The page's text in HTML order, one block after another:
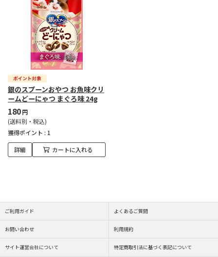
銀のスプーンおやつ お魚味クリ
ームどーにゃつ まぐろ味 24g
180円
(送料別・税込)
獲得ポイント : 1
詳細 カートに入れる
ご利用ガイド よくあるご質問
お問い合わせ 利用規約
サイト運営会社について 特定商取引法に基づく表記について